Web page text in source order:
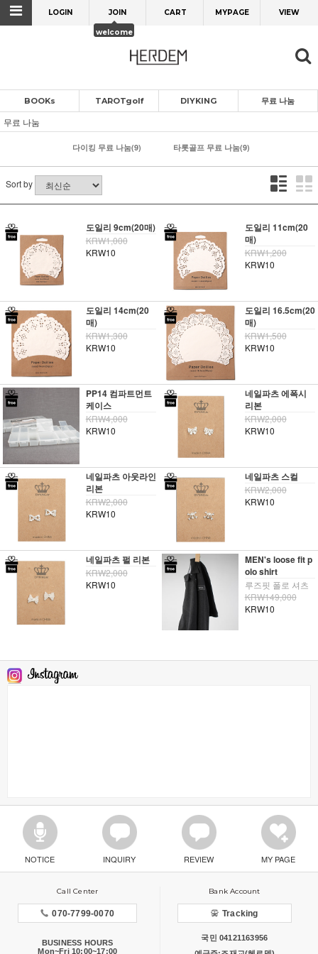
LOGIN JOIN
welcome
CART MYPAGE VIEW
BOOKs TAROTgolf DIYKING 무료 나눔
무료 나눔
다이킹 무료 나눔(9) 타롯골프 무료 나눔(9)
Sort by
도일리 9cm(20매)
KRW1,000
KRW10
도일리 11cm(20
매)
KRW1,200
KRW10
도일리 14cm(20
매)
KRW1,300
KRW10
도일리 16.5cm(20
매)
KRW1,500
KRW10
PP14 컴파트먼트
케이스
KRW4,000
KRW10
네일파츠 에폭시
리본
KRW2,000
KRW10
네일파츠 아웃라인
리본
KRW2,000
KRW10
네일파츠 스컬
KRW2,000
KRW10
네일파츠 펄 리본
KRW2,000
KRW10
MEN's loose fit p
olo shirt
루즈핏 폴로 셔츠
KRW149,000
KRW10
NOTICE INQUIRY REVIEW MY PAGE
Call Center
070-7799-0070
BUSINESS HOURS
Mon~Fri 10:00~17:00
Bank Account
Tracking
국민 04121163956